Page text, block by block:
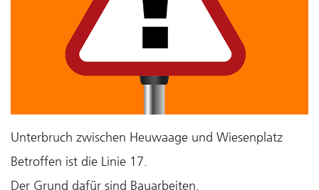
Unterbruch zwischen Heuwaage und Wiesenplatz
Betroffen ist die Linie 17.
Der Grund dafür sind Bauarbeiten.